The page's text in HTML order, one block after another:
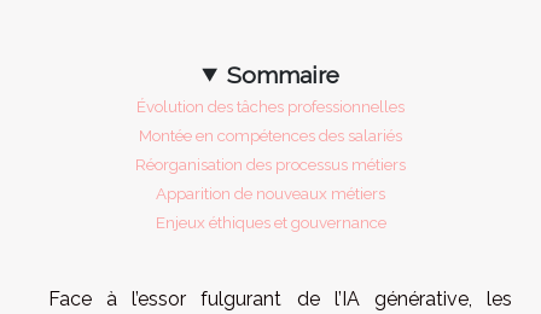
Sommaire
Évolution des tâches professionnelles
Montée en compétences des salariés
Réorganisation des processus métiers
Apparition de nouveaux métiers
Enjeux éthiques et gouvernance
Face à l’essor fulgurant de l’IA générative, les